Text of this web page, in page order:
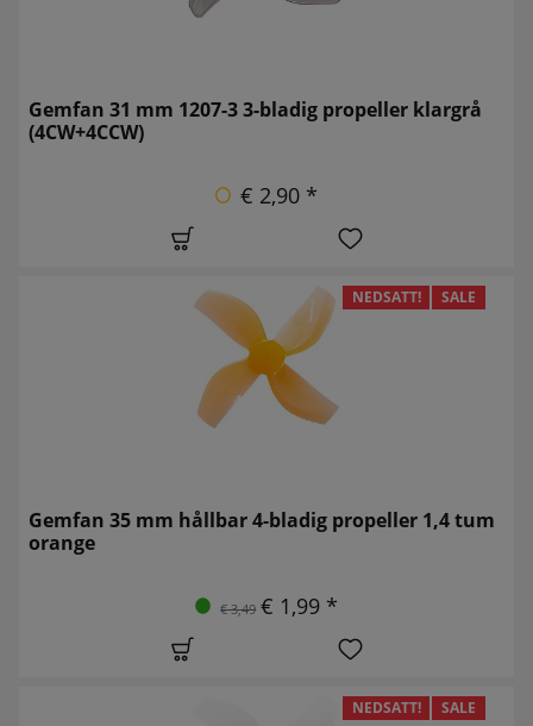
Gemfan 31 mm 1207-3 3-bladig propeller klargrå
(4CW+4CCW)
€ 2,90 *
NEDSATT! SALE
Gemfan 35 mm hållbar 4-bladig propeller 1,4 tum
orange
€ 3,49 € 1,99 *
NEDSATT! SALE